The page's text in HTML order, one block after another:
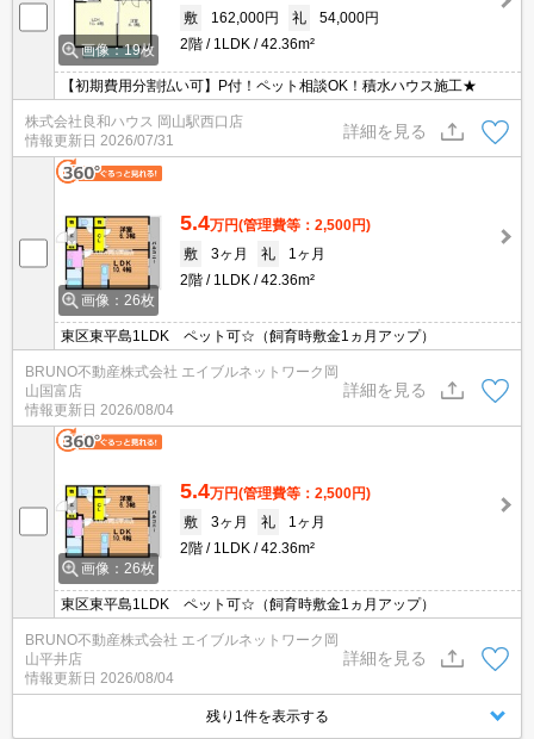
画像：19枚
敷
162,000円 礼
54,000円
2階
1LDK 42.36m²
【初期費用分割払い可】P付！ペット相談OK！積水ハウス施工★
株式会社良和ハウス 岡山駅西口店
情報更新日 2026/07/31
詳細を見る
画像：26枚
5.4万円(管理費等：2,500円)
敷
3ヶ月 礼
1ヶ月
2階
1LDK 42.36m²
東区東平島1LDK ペット可☆（飼育時敷金1ヵ月アップ）
BRUNO不動産株式会社 エイブルネットワーク岡
山国富店
情報更新日 2026/08/04
詳細を見る
画像：26枚
5.4万円(管理費等：2,500円)
敷
3ヶ月 礼
1ヶ月
2階
1LDK 42.36m²
東区東平島1LDK ペット可☆（飼育時敷金1ヵ月アップ）
BRUNO不動産株式会社 エイブルネットワーク岡
山平井店
情報更新日 2026/08/04
詳細を見る
残り1件を表示する